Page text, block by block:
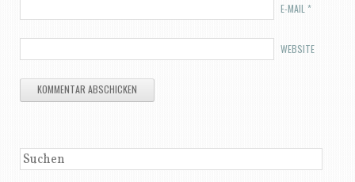
E-MAIL *
WEBSITE
SUCHEN